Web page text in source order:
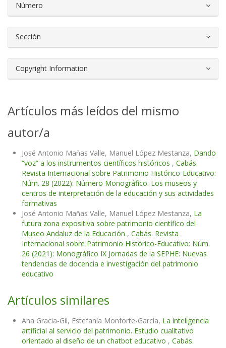
Número
Sección
Copyright Information
Artículos más leídos del mismo
autor/a
José Antonio Mañas Valle, Manuel López Mestanza, Dando
“voz” a los instrumentos científicos históricos , Cabás.
Revista Internacional sobre Patrimonio Histórico-Educativo:
Núm. 28 (2022): Número Monográfico: Los museos y
centros de interpretación de la educación y sus actividades
formativas
José Antonio Mañas Valle, Manuel López Mestanza, La
futura zona expositiva sobre patrimonio científico del
Museo Andaluz de la Educación , Cabás. Revista
Internacional sobre Patrimonio Histórico-Educativo: Núm.
26 (2021): Monográfico IX Jornadas de la SEPHE: Nuevas
tendencias de docencia e investigación del patrimonio
educativo
Artículos similares
Ana Gracia-Gil, Estefanía Monforte-García, La inteligencia
artificial al servicio del patrimonio. Estudio cualitativo
orientado al diseño de un chatbot educativo , Cabás.